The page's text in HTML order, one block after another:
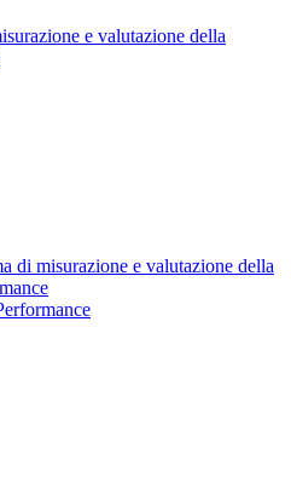
e valutazione della
di misurazione e valutazione della